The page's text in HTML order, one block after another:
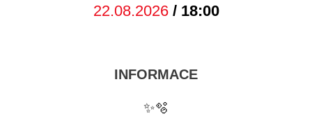
22.08.2026/ 18:00
INFORMACE
✨🫧